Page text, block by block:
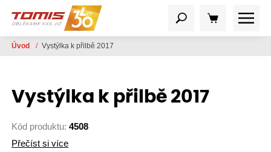
Úvod / Vystýlka k přilbě 2017
Vystýlka k přilbě 2017
Kód produktu: 4508
Přečíst si více